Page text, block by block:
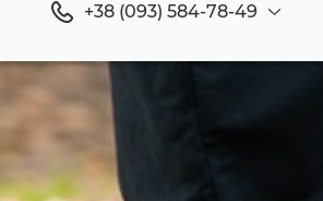
+38 (093) 584-78-49